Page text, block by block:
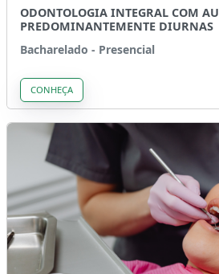
ODONTOLOGIA INTEGRAL COM
PREDOMINANTEMENTE DIURNAS
Bacharelado - Presencial
CONHEÇA